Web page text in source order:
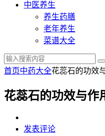
中医养生
养生药膳
老年养生
菜谱大全
首页中药大全花蕊石的功效
花蕊石的功效与作
发表评论